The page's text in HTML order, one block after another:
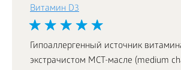
Витамин D3
Гипоаллергенный источник
экстрачистом МСТ-масле (medium